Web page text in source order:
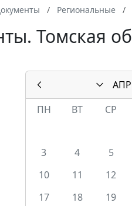
Региональные
Томская
ПН
ВТ СР
3
4 5
10
11 12
17
18 19